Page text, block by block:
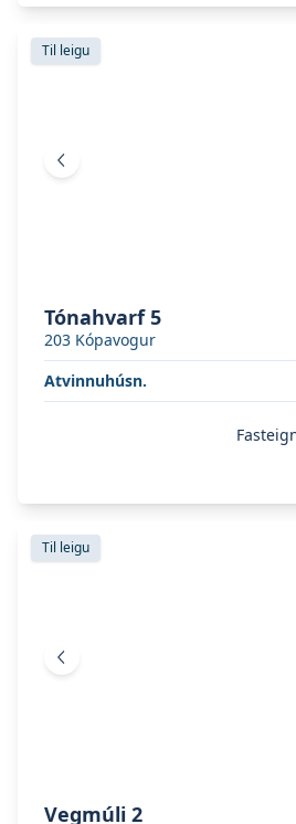
Skoða eignina
Til leigu
Skoða eignina
Fyrri mynd
Tónahvarf 5
203 Kópavogur
Atvinnuhúsn.
Skoða eignina
Til leigu
Skoða eignina
Fyrri mynd
Vegmúli 2